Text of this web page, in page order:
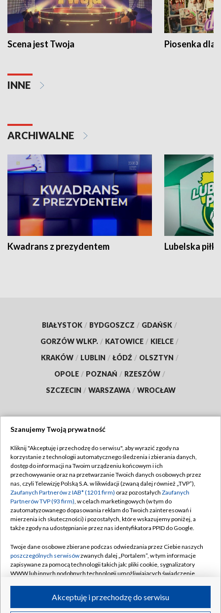
Scena jest Twoja Piosenka dla
INNE
ARCHIWALNE
Kwadrans z prezydentem Lubelska piłka
BIAŁYSTOK / BYDGOSZCZ / GDAŃSK /
GORZÓW WLKP. / KATOWICE / KIELCE /
KRAKÓW / LUBLIN / ŁÓDŹ / OLSZTYN /
OPOLE / POZNAŃ / RZESZÓW /
SZCZECIN / WARSZAWA / WROCŁAW
TVP
Abonament TVP
Emisja w TVP
Centrum informacji TVP
Naziemna Telewizja Cyfrowa
Rada Programowa
System NOS
Informacje o nadawcy
Program dla prasy
Regulamin TVP
Polityka prywatności
Moje zgody
Pomoc
Kontakt
Kanały
Szanujemy Twoją prywatność
Kliknij "Akceptuję i przechodzę do serwisu", aby wyrazić zgody na
korzystanie z technologii automatycznego śledzenia i zbierania danych,
dostęp do informacji na Twoim urządzeniu końcowym i ich
przechowywanie oraz na przetwarzanie Twoich danych osobowych przez
nas, czyli Telewizję Polską S.A. w likwidacji (zwaną dalej również „TVP”),
Zaufanych Partnerów z IAB* (1201 firm) oraz pozostałych Zaufanych
Partnerów TVP (93 firm), w celach marketingowych (w tym do
zautomatyzowanego dopasowania reklam do Twoich zainteresowań i
mierzenia ich skuteczności) i pozostałych, które wskazujemy poniżej, a
także zgody na udostępnianie przez nas identyfikatora PPID do Google.
Twoje dane osobowe zbierane podczas odwiedzania przez Ciebie naszych
poszczególnych serwisówzwanych dalej „Portalem”, w tym informacje
zapisywane za pomocą technologii takich jak: pliki cookie, sygnalizatory
WWW lub innych podobnych technologii umożliwiających świadczenie
ruchu w Internecie.Akceptuję i przechodzę do serwisu